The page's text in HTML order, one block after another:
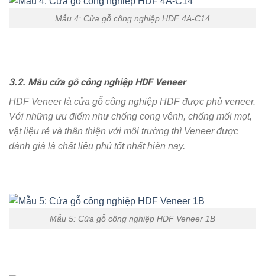
Mẫu 4: Cửa gỗ công nghiệp HDF 4A-C14
3.2. Mẫu cửa gỗ công nghiệp HDF Veneer
HDF Veneer là cửa gỗ công nghiệp HDF được phủ veneer.
Với những ưu điểm như chống cong vênh, chống mối mọt,
vật liệu rẻ và thân thiện với môi trường thì Veneer được
đánh giá là chất liệu phủ tốt nhất hiện nay.
Mẫu 5: Cửa gỗ công nghiệp HDF Veneer 1B